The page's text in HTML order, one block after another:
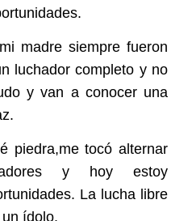
madre siempre fueron
luchador completo y no
y van a conocer una
piedra,me tocó alternar
y hoy estoy
La lucha libre
ídolo.